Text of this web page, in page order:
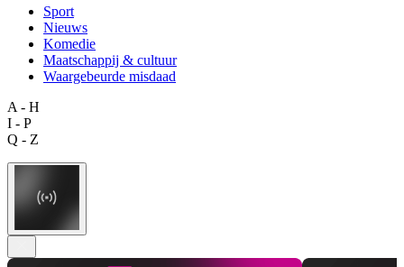
Sport
Nieuws
Komedie
Maatschappij & cultuur
Waargebeurde misdaad
A - H
I - P
Q - Z